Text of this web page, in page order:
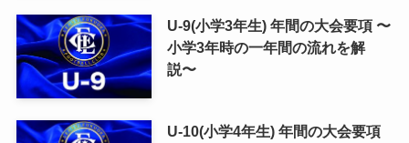
U-9(小学3年生) 年間の大会要項 〜
小学3年時の一年間の流れを解
説〜
U-10(小学4年生) 年間の大会要項